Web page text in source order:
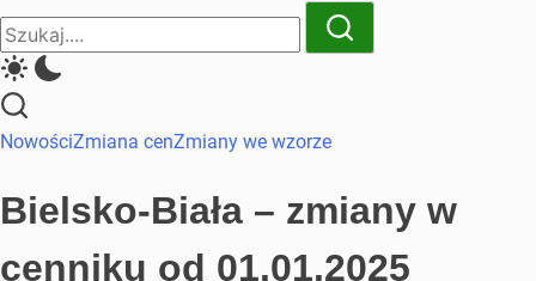
Close
Search
Search
NowościZmiana cenZmiany we wzorze
Bielsko-Biała – zmiany w
cenniku od 01.01.2025